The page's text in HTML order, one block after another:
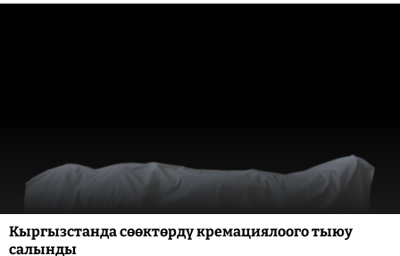
Кыргызстанда сөөктөрдү кремациялоого тыюу
салынды